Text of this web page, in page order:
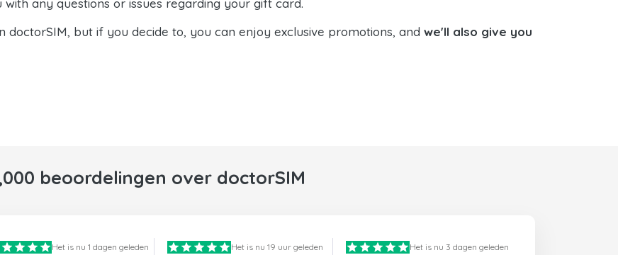
with any questions or issues regarding your gift card.
doctorSIM, but if you decide to, you can enjoy exclusive promotions, and we'll also give you
beoordelingen over doctorSIM
Het is nu 1 dagen geleden Het is nu 19 uur geleden Het is nu 3 dagen geleden